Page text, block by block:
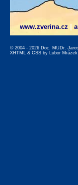
www.zverina.cz
© 2004 - 2026 Doc. MUDr.
XHTML & CSS by Lubor Mrázek